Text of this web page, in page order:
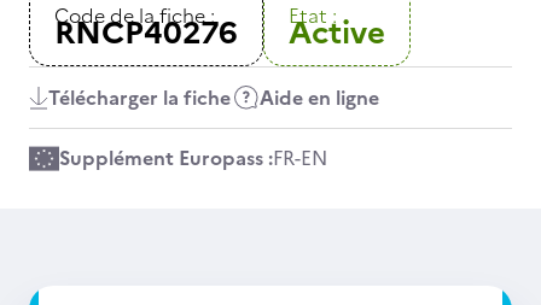
Code de la fiche :
RNCP40276 Etat :
Active
Télécharger la fiche Aide en ligne
Supplément Europass :FR-EN